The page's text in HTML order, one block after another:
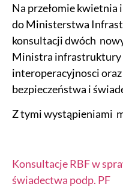
Na przełomie kwietnia
do Ministerstwa
konsultacji dwóch
Ministra infrastruktury
interoperacyjnosci
bezpieczeństwa i
Z tymi wystąpieniami
Konsultacje RBF w
świadectwa podp. PF